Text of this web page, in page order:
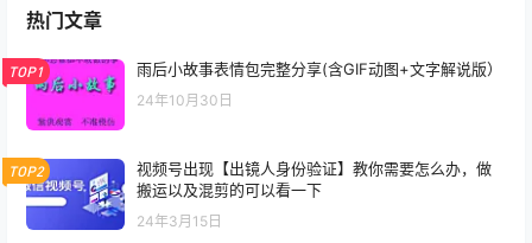
热门文章
TOP1 雨后小故事表情包完整分享(含GIF动图+文字解说版）
24年10月30日
TOP2
视频号出现【出镜人身份验证】教你需要怎么办，做
搬运以及混剪的可以看一下
24年3月15日